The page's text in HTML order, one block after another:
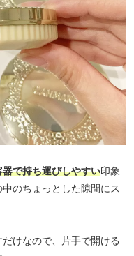
で持ち運びしやすい印象
のちょっとした隙間にス
けなので、片手で開ける